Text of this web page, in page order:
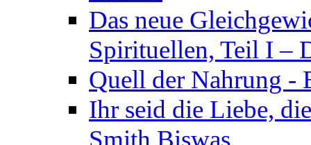
Das neue
Spirituellen, Teil I –
Quell der Nahrung -
Ihr seid die Liebe,
Smith Biswas